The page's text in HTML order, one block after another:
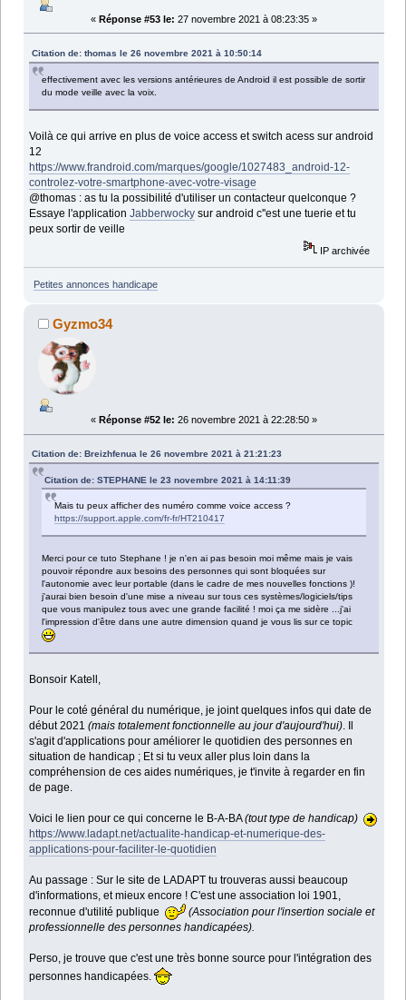
« Réponse #53 le: 27 novembre 2021 à 08:23:35 »
Citation de: thomas le 26 novembre 2021 à 10:50:14
effectivement avec les versions antérieures de Android il est possible de sortir
du mode veille avec la voix.
Voilà ce qui arrive en plus de voice access et switch acess sur android
12
https://www.frandroid.com/marques/google/1027483_android-12-
controlez-votre-smartphone-avec-votre-visage
@thomas : as tu la possibilité d'utiliser un contacteur quelconque ?
Essaye l'applicationJabberwocky sur android c''est une tuerie et tu
peux sortir de veille
IP archivée
Petites annonces handicape
Gyzmo34
« Réponse #52 le: 26 novembre 2021 à 22:28:50 »
Citation de: Breizhfenua le 26 novembre 2021 à 21:21:23
Citation de: STEPHANE le 23 novembre 2021 à 14:11:39
Mais tu peux afficher des numéro comme voice access ?
https://support.apple.com/fr-fr/HT210417
Merci pour ce tuto Stephane ! je n'en ai pas besoin moi même mais je vais
pouvoir répondre aux besoins des personnes qui sont bloquées sur
l'autonomie avec leur portable (dans le cadre de mes nouvelles fonctions )!
j'aurai bien besoin d'une mise a niveau sur tous ces systèmes/logiciels/tips
que vous manipulez tous avec une grande facilité ! moi ça me sidère ...j'ai
l'impression d'être dans une autre dimension quand je vous lis sur ce topic
Bonsoir Katell,
Pour le coté général du numérique, je joint quelques infos qui date de
début 2021(mais totalement fonctionnelle au jour d'aujourd'hui). Il
s'agit d'applications pour améliorer le quotidien des personnes en
situation de handicap ; Et si tu veux aller plus loin dans la
compréhension de ces aides numériques, je t'invite à regarder en fin
de page.
Voici le lien pour ce qui concerne le B-A-BA(tout type de handicap)
https://www.ladapt.net/actualite-handicap-et-numerique-des-
applications-pour-faciliter-le-quotidien
Au passage : Sur le site de LADAPT tu trouveras aussi beaucoup
d'informations, et mieux encore ! C'est une association loi 1901,
reconnue d'utilité publique
(Association pour l'insertion sociale et
professionnelle des personnes handicapées).
Perso, je trouve que c'est une très bonne source pour l'intégration des
personnes handicapées.